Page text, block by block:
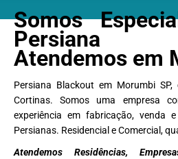
Somos
Persiana
Atendemos em
Persiana Blackout em Morumbi
Cortinas. Somos uma empresa
experiência em fabricação, venda
Persianas. Residencial e Comercial,
Atendemos Residências,